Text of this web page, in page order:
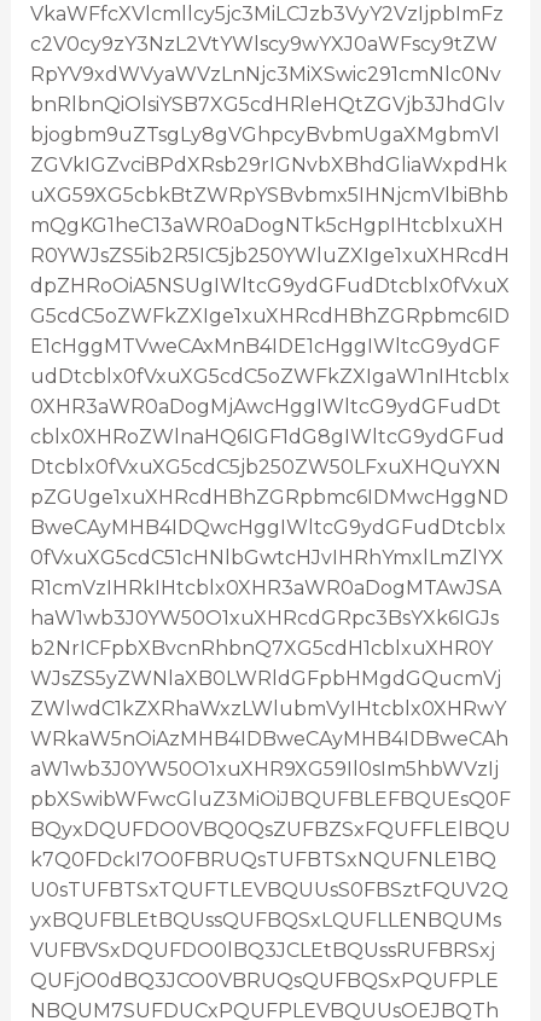
VkaWFfcXVlcmllcy5jc3MiLCJzb3VyY2VzIjpbImFz
c2V0cy9zY3NzL2VtYWlscy9wYXJ0aWFscy9tZW
RpYV9xdWVyaWVzLnNjc3MiXSwic291cmNlc0Nv
bnRlbnQiOlsiYSB7XG5cdHRleHQtZGVjb3JhdGlv
bjogbm9uZTsgLy8gVGhpcyBvbmUgaXMgbmVl
ZGVkIGZvciBPdXRsb29rIGNvbXBhdGliaWxpdHk
uXG59XG5cbkBtZWRpYSBvbmx5IHNjcmVlbiBhb
mQgKG1heC13aWR0aDogNTk5cHgpIHtcblxuXH
R0YWJsZS5ib2R5IC5jb250YWluZXIge1xuXHRcdH
dpZHRoOiA5NSUgIWltcG9ydGFudDtcblx0fVxuX
G5cdC5oZWFkZXIge1xuXHRcdHBhZGRpbmc6ID
E1cHggMTVweCAxMnB4IDE1cHggIWltcG9ydGF
udDtcblx0fVxuXG5cdC5oZWFkZXIgaW1nIHtcblx
0XHR3aWR0aDogMjAwcHggIWltcG9ydGFudDt
cblx0XHRoZWlnaHQ6IGF1dG8gIWltcG9ydGFud
Dtcblx0fVxuXG5cdC5jb250ZW50LFxuXHQuYXN
pZGUge1xuXHRcdHBhZGRpbmc6IDMwcHggND
BweCAyMHB4IDQwcHggIWltcG9ydGFudDtcblx
0fVxuXG5cdC51cHNlbGwtcHJvIHRhYmxlLmZlYX
R1cmVzIHRkIHtcblx0XHR3aWR0aDogMTAwJSA
haW1wb3J0YW50O1xuXHRcdGRpc3BsYXk6IGJs
b2NrICFpbXBvcnRhbnQ7XG5cdH1cblxuXHR0Y
WJsZS5yZWNlaXB0LWRldGFpbHMgdGQucmVj
ZWlwdC1kZXRhaWxzLWlubmVyIHtcblx0XHRwY
WRkaW5nOiAzMHB4IDBweCAyMHB4IDBweCAh
aW1wb3J0YW50O1xuXHR9XG59Il0sIm5hbWVzIj
pbXSwibWFwcGluZ3MiOiJBQUFBLEFBQUEsQ0F
BQyxDQUFDO0VBQ0QsZUFBZSxFQUFFLElBQU
k7Q0FDckI7O0FBRUQsTUFBTSxNQUFNLE1BQ
U0sTUFBTSxTQUFTLEVBQUUsS0FBSztFQUV2Q
yxBQUFBLEtBQUssQUFBQSxLQUFLLENBQUMs
VUFBVSxDQUFDO0lBQ3JCLEtBQUssRUFBRSxj
QUFjO0dBQ3JCO0VBRUQsQUFBQSxPQUFPLE
NBQUM7SUFDUCxPQUFPLEVBQUUsOEJBQTh